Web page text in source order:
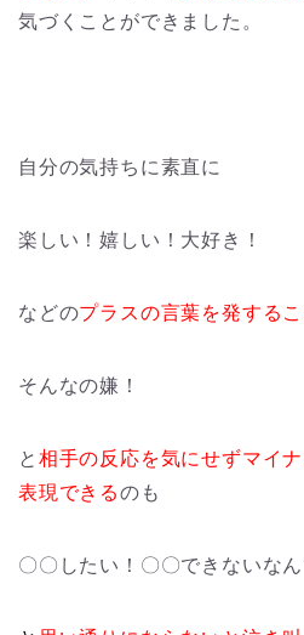
気づくことができました。
自分の気持ちに素直に
楽しい！嬉しい！大好き！
などのプラスの言葉を発する
そんなの嫌！
と 相手の反応を気にせずマイ
表現できるのも
〇〇したい！〇〇できないなん